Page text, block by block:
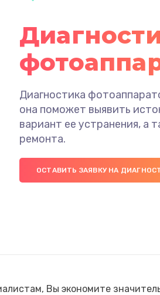
Диагностика
она поможет выявить
вариант ее устранения, а
ремонта.
ОСТАВИТЬ ЗАЯВКУ НА
Вы экономите